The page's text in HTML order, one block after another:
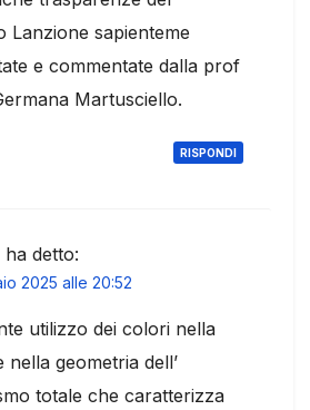
Lanzione sapienteme
e commentate dalla prof
Martusciello.
RISPONDI
ha detto:
2025 alle 20:52
utilizzo dei colori nella
nella geometria dell’
totale che caratterizza